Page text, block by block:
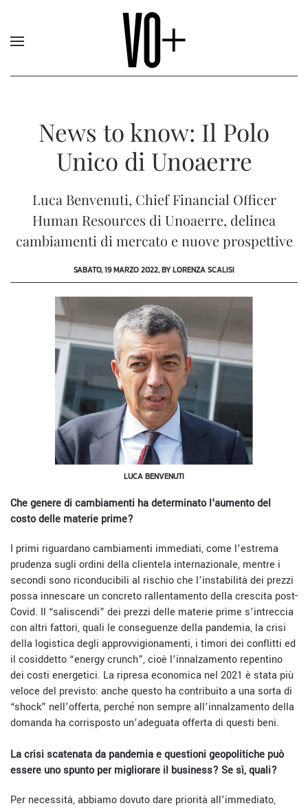
News to know: Il Polo
Unico di Unoaerre
Luca Benvenuti, Chief Financial Officer
Human Resources di Unoaerre, delinea
cambiamenti di mercato e nuove prospettive
SABATO, 19 MARZO 2022, BY LORENZA SCALISI
LUCA BENVENUTI
Che genere di cambiamenti ha determinato l'aumento del
costo delle materie prime?
I primi riguardano cambiamenti immediati, come l’estrema
prudenza sugli ordini della clientela internazionale, mentre i
secondi sono riconducibili al rischio che l’instabilità dei prezzi
possa innescare un concreto rallentamento della crescita post-
Covid. Il “saliscendi” dei prezzi delle materie prime s’intreccia
con altri fattori, quali le conseguenze della pandemia, la crisi
della logistica degli approvvigionamenti, i timori dei conflitti ed
il cosiddetto “energy crunch”, cioè l’innalzamento repentino
dei costi energetici. La ripresa economica nel 2021 è stata più
veloce del previsto: anche questo ha contribuito a una sorta di
“shock” nell’offerta, perché non sempre all’innalzamento della
domanda ha corrisposto un’adeguata offerta di questi beni.
La crisi scatenata da pandemia e questioni geopolitiche può
essere uno spunto per migliorare il business? Se sì, quali?
Per necessità, abbiamo dovuto dare priorità all’immediato,